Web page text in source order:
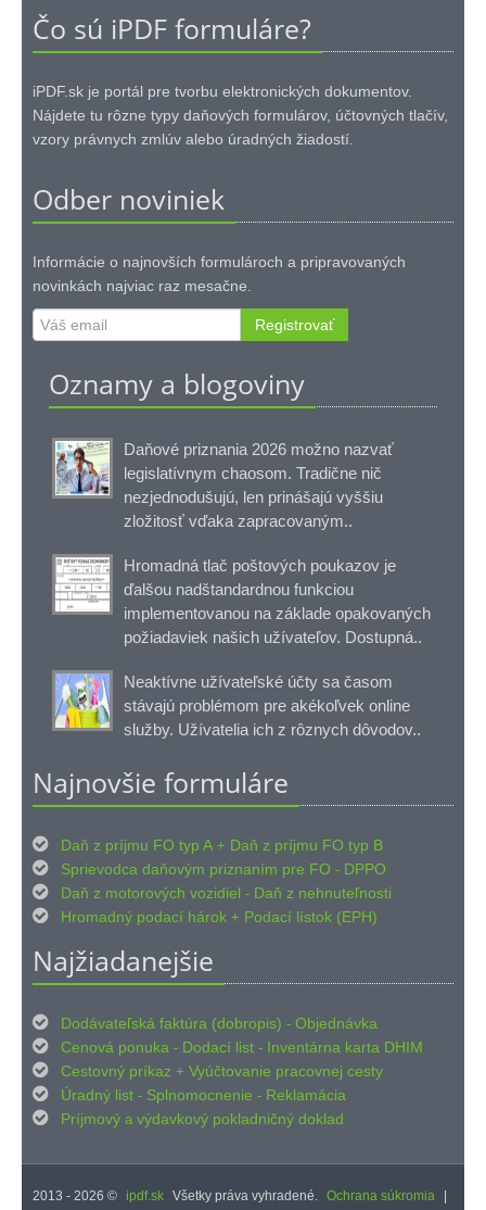
Čo sú iPDF formuláre?
iPDF.sk je portál pre tvorbu elektronických dokumentov.
Nájdete tu rôzne typy daňových formulárov, účtovných tlačív,
vzory právnych zmlúv alebo úradných žiadostí.
Odber noviniek
Informácie o najnovších formulároch a pripravovaných
novinkách najviac raz mesačne.
Registrovať
Oznamy a blogoviny
Daňové priznania 2026 možno nazvať
legislatívnym chaosom. Tradične nič
nezjednodušujú, len prinášajú vyššiu
zložitosť vďaka zapracovaným..
Hromadná tlač poštových poukazov je
ďalšou nadštandardnou funkciou
implementovanou na základe opakovaných
požiadaviek našich užívateľov. Dostupná..
Neaktívne užívateľské účty sa časom
stávajú problémom pre akékoľvek online
služby. Užívatelia ich z rôznych dôvodov..
Najnovšie formuláre
 Daň z príjmu FO typ A + Daň z príjmu FO typ B

Sprievodca daňovým priznaním pre FO - DPPO

Daň z motorových vozidiel - Daň z nehnuteľnosti

Hromadný podací hárok + Podací lístok (EPH)
Najžiadanejšie
 Dodávateľská faktúra (dobropis) - Objednávka

Cenová ponuka - Dodací list - Inventárna karta DHIM

Cestovný príkaz + Vyúčtovanie pracovnej cesty

Úradný list - Splnomocnenie - Reklamácia

Príjmový a výdavkový pokladničný doklad
2013 - 2026 © ipdf.sk Všetky práva vyhradené. Ochrana súkromia